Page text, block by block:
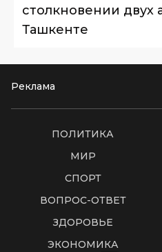
столкновении двух
Ташкенте
Реклама
ПОЛИТИКА
МИР
СПОРТ
ВОПРОС-ОТВЕТ
ЗДОРОВЬЕ
ЭКОНОМИКА